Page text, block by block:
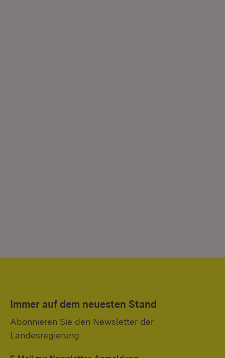
Immer auf dem neuesten Stand
Abonnieren Sie den Newsletter der
Landesregierung.